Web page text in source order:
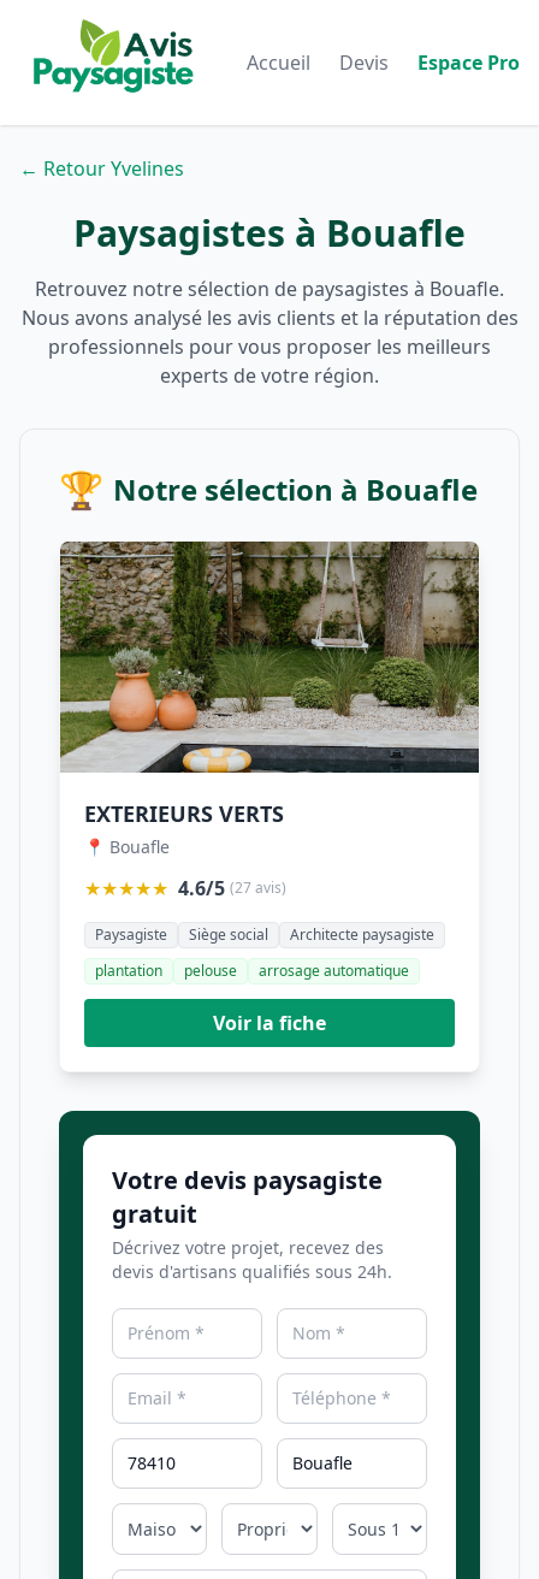
Accueil Devis Espace Pro
← Retour Yvelines
Paysagistes à Bouafle
Retrouvez notre sélection de paysagistes à Bouafle.
Nous avons analysé les avis clients et la réputation des
professionnels pour vous proposer les meilleurs
experts de votre région.
🏆 Notre sélection à Bouafle
EXTERIEURS VERTS
📍 Bouafle
★★★★★ 4.6/5 (27 avis)
Paysagiste Siège social
Architecte paysagiste
plantation
pelouse arrosage automatique
Voir la fiche
Votre devis paysagiste
gratuit
Décrivez votre projet, recevez des
devis d'artisans qualifiés sous 24h.